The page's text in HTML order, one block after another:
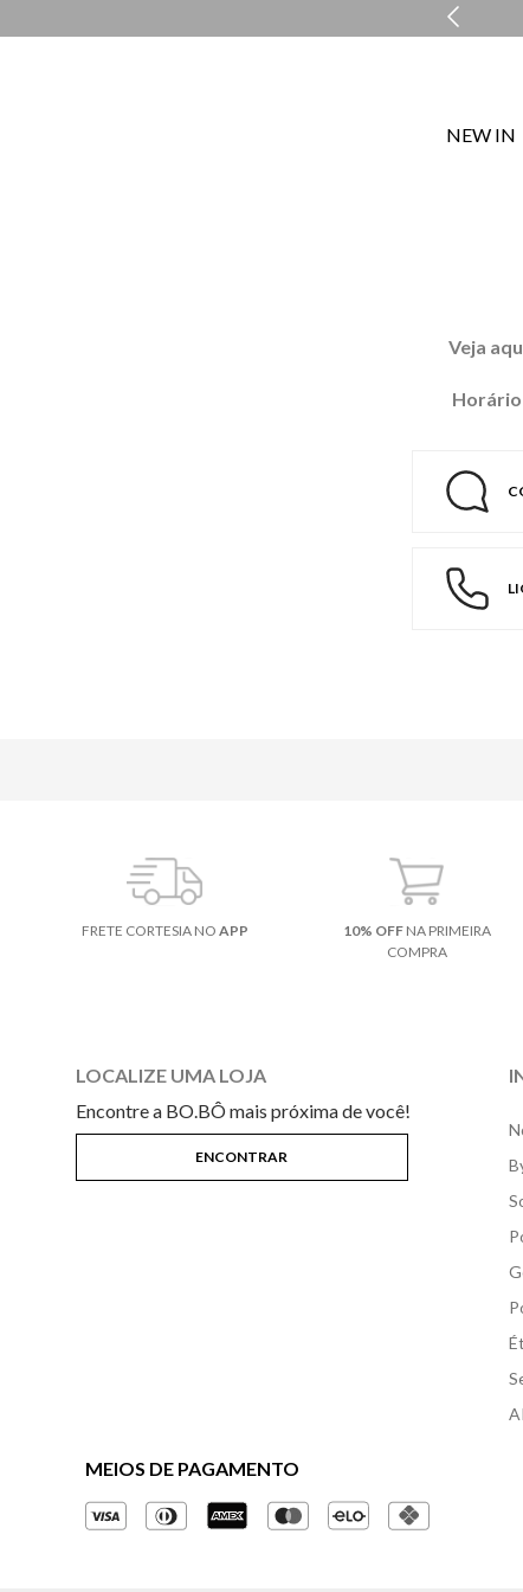
NEW IN
Veja
FRETE CORTESIA NO APP 10% OFFNA PRIMEIRA
COMPRA
LOCALIZE UMA LOJA
Encontre a BO.BÔ mais próxima de você!
MEIOS DE PAGAMENTO